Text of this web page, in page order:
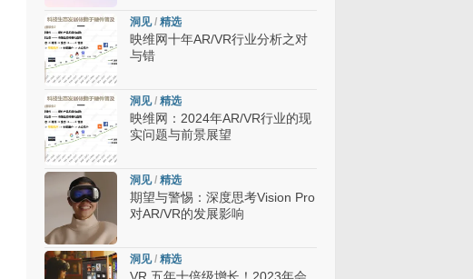
洞见/ 精选
映维网十年AR/VR行业分析之对
与错
洞见/ 精选
映维网：2024年AR/VR行业的现
实问题与前景展望
洞见/ 精选
期望与警惕：深度思考Vision Pro
对AR/VR的发展影响
洞见/ 精选